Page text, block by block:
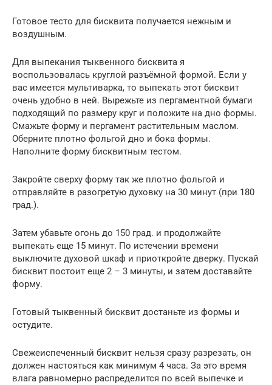
Готовое тесто для бисквита получается нежным и
воздушным.
Для выпекания тыквенного бисквита я
воспользовалась круглой разъёмной формой. Если у
вас имеется мультиварка, то выпекать этот бисквит
очень удобно в ней. Вырежьте из пергаментной бумаги
подходящий по размеру круг и положите на дно формы.
Смажьте форму и пергамент растительным маслом.
Оберните плотно фольгой дно и бока формы.
Наполните форму бисквитным тестом.
Закройте сверху форму так же плотно фольгой и
отправляйте в разогретую духовку на 30 минут (при 180
град.).
Затем убавьте огонь до 150 град. и продолжайте
выпекать еще 15 минут. По истечении времени
выключите духовой шкаф и приоткройте дверку. Пускай
бисквит постоит еще 2 – 3 минуты, и затем доставайте
форму.
Готовый тыквенный бисквит достаньте из формы и
остудите.
Свежеиспеченный бисквит нельзя сразу разрезать, он
должен настояться как минимум 4 часа. За это время
влага равномерно распределится по всей выпечке и